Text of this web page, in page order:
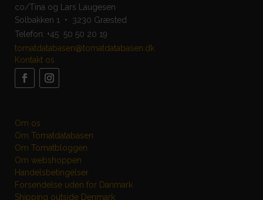
co/Tina og Lars Laugesen
Solbakken 1 • 3230 Græsted
Telefon: +45 50 50 20 19
tomatdatabasen@tomatdatabasen.dk
Kontakt os
Om os
Om Tomatdatabasen
Om Tomatbloggen
Om webshoppen
Handelsbetingelser
Forsendelse uden for Danmark
Shipping outside Denmark